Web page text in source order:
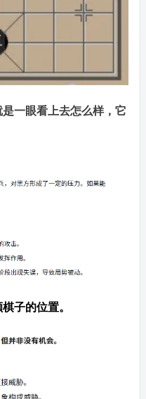
一眼看上去怎么样，它
子的位置。